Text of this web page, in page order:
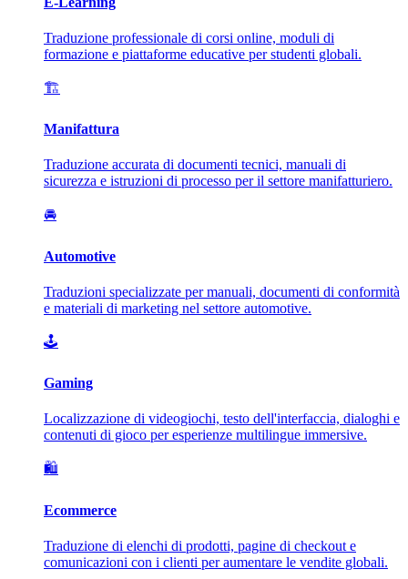
Traduzione professionale di corsi online, moduli di
formazione e piattaforme educative per studenti globali.
🏗️
Manifattura
Traduzione accurata di documenti tecnici, manuali di
sicurezza e istruzioni di processo per il settore manifatturiero.
🚘
Automotive
Traduzioni specializzate per manuali, documenti di conformità
e materiali di marketing nel settore automotive.
🕹️
Gaming
Localizzazione di videogiochi, testo dell'interfaccia, dialoghi e
contenuti di gioco per esperienze multilingue immersive.
🛍️
Ecommerce
Traduzione di elenchi di prodotti, pagine di checkout e
comunicazioni con i clienti per aumentare le vendite globali.